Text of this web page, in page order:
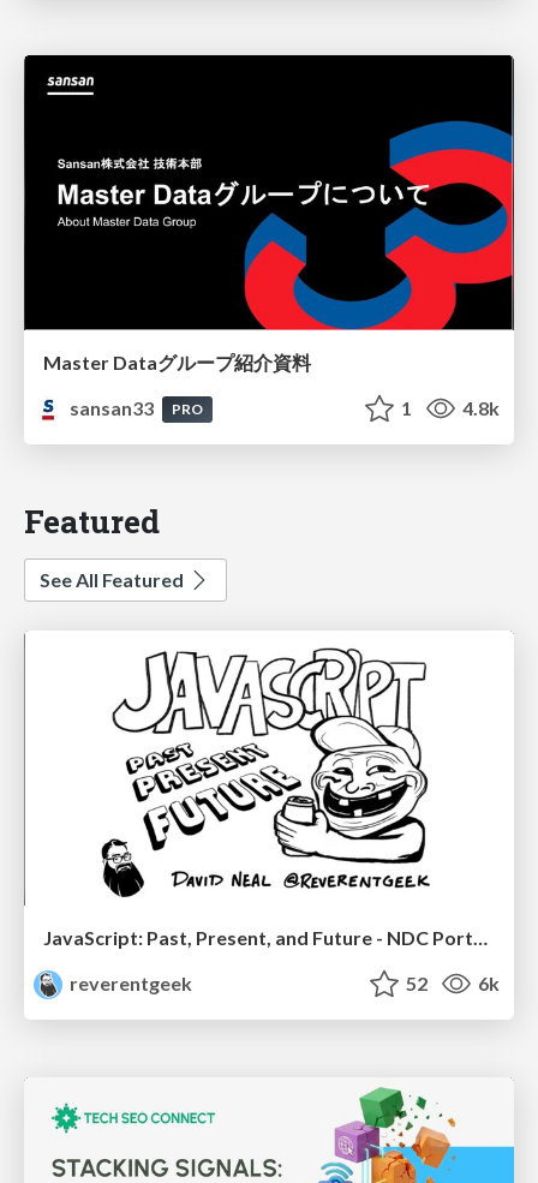
Master Dataグループ紹介資料
sansan33
PRO 1 4.8k
Featured
See All Featured
JavaScript: Past, Present, and Future - NDC Porto 2020
reverentgeek
52 6k